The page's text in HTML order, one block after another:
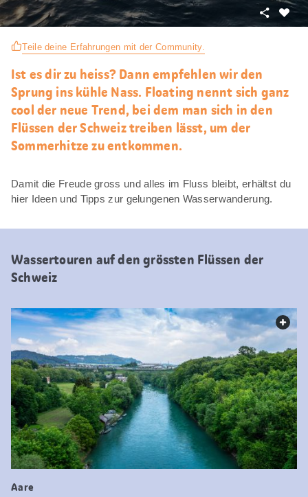
Teile deine Erfahrungen mit der Community.
Teilen
Ist es dir zu heiss? Dann empfehlen wir den
Sprung ins kühle Nass. Floating nennt sich ganz
cool der neue Trend, bei dem man sich in den
Flüssen der Schweiz treiben lässt, um der
Sommerhitze zu entkommen.
Damit die Freude gross und alles im Fluss bleibt, erhältst du
hier Ideen und Tipps zur gelungenen Wasserwanderung.
Wassertouren auf den grössten Flüssen der
Schweiz
Aare